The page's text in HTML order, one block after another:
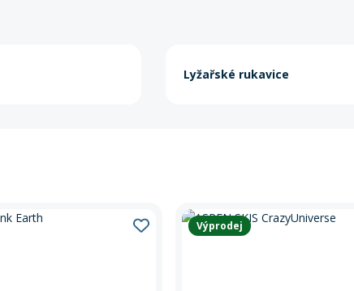
Lyžařské rukavice
Výprodej